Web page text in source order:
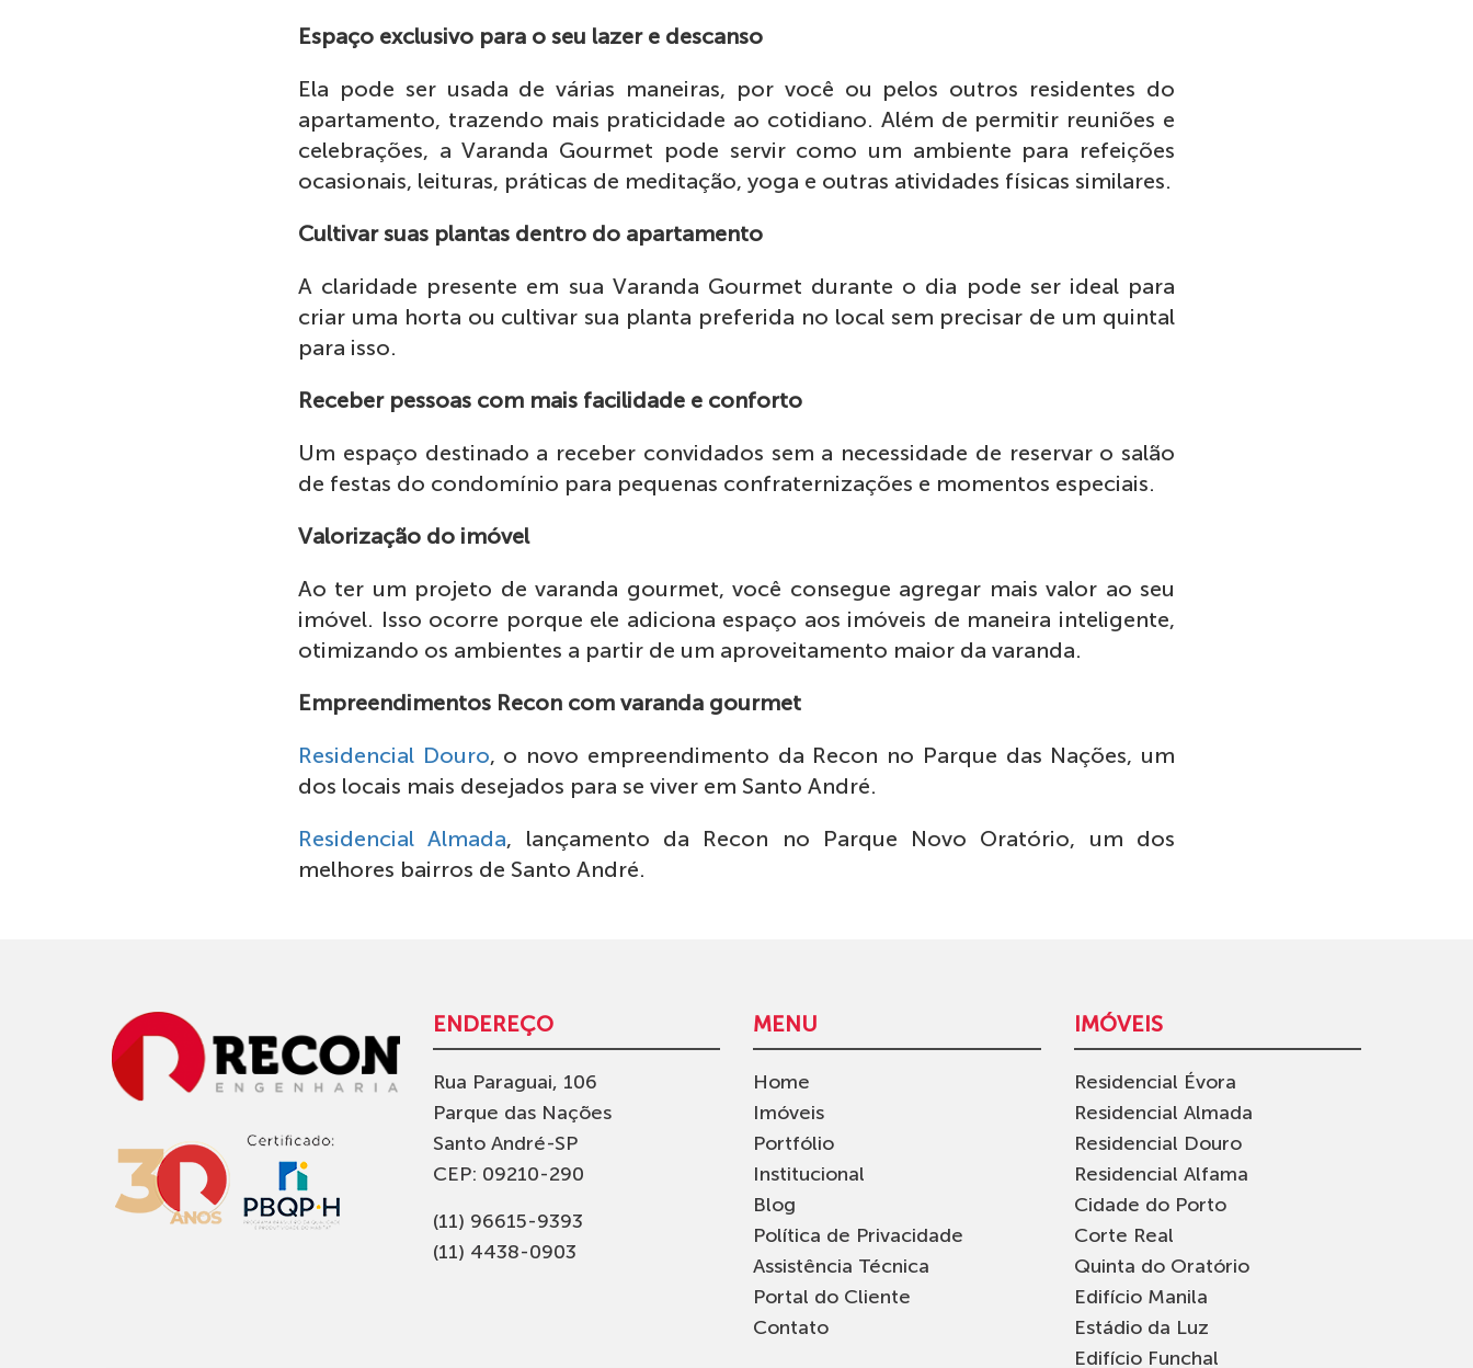
Espaço exclusivo para o seu lazer e descanso
Ela pode ser usada de várias maneiras, por você ou pelos outros residentes do
apartamento, trazendo mais praticidade ao cotidiano. Além de permitir reuniões e
celebrações, a Varanda Gourmet pode servir como um ambiente para refeições
ocasionais, leituras, práticas de meditação, yoga e outras atividades físicas similares.
Cultivar suas plantas dentro do apartamento
A claridade presente em sua Varanda Gourmet durante o dia pode ser ideal para
criar uma horta ou cultivar sua planta preferida no local sem precisar de um quintal
para isso.
Receber pessoas com mais facilidade e conforto
Um espaço destinado a receber convidados sem a necessidade de reservar o salão
de festas do condomínio para pequenas confraternizações e momentos especiais.
Valorização do imóvel
Ao ter um projeto de varanda gourmet, você consegue agregar mais valor ao seu
imóvel. Isso ocorre porque ele adiciona espaço aos imóveis de maneira inteligente,
otimizando os ambientes a partir de um aproveitamento maior da varanda.
Empreendimentos Recon com varanda gourmet
Residencial Douro, o novo empreendimento da Recon no Parque das Nações, um
dos locais mais desejados para se viver em Santo André.
Residencial Almada, lançamento da Recon no Parque Novo Oratório, um dos
melhores bairros de Santo André.
ENDEREÇO
Rua Paraguai, 106
Parque das Nações
Santo André-SP
CEP: 09210-290
(11) 96615-9393
(11) 4438-0903
MENU
Home
Imóveis
Portfólio
Institucional
Blog
Política de Privacidade
Assistência Técnica
Portal do Cliente
Contato
IMÓVEIS
Residencial Évora
Residencial Almada
Residencial Douro
Residencial Alfama
Cidade do Porto
Corte Real
Quinta do Oratório
Edifício Manila
Estádio da Luz
Edifício Funchal